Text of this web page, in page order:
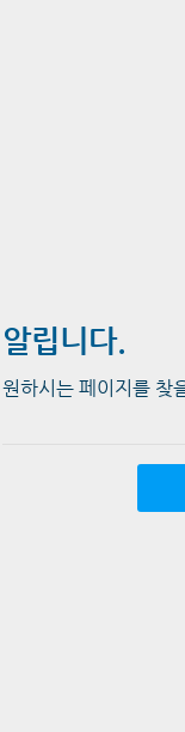
알립니다.
원하시는 페이지를 찾